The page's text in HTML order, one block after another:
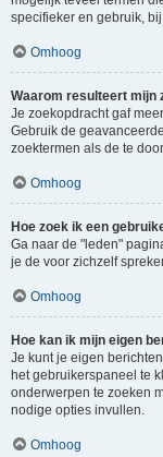
specifieker en gebruik,
Omhoog
Waarom resulteert mijn
Je zoekopdracht gaf
Gebruik de
zoektermen als de te
Omhoog
Hoe zoek ik een
Ga naar de "leden"
je de voor zichzelf
Omhoog
Hoe kan ik mijn eigen
Je kunt je eigen
het gebruikerspaneel te
onderwerpen te zoeken
nodige opties invullen.
Omhoog